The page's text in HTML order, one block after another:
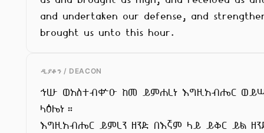
and undertaken our defense, and
brought us unto this hour.
ዲያቆን / DEACON
ኅሡ ወአስተብቍዑ ከመ ይምሐረነ እግዚአብሔር
ላዕሌነ።
እግዚአብሔር ይምረን ዘንድ በእኛም ላይ ይቅር ይል